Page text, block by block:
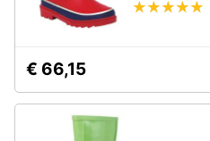
€ 66,15